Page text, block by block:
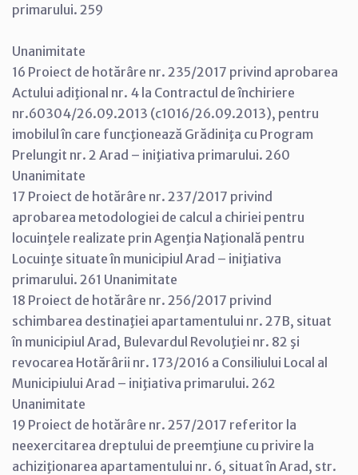
primarului. 259
Unanimitate
16 Proiect de hotărâre nr. 235/2017 privind aprobarea
Actului adiţional nr. 4 la Contractul de închiriere
nr.60304/26.09.2013 (c1016/26.09.2013), pentru
imobilul în care funcţionează Grădiniţa cu Program
Prelungit nr. 2 Arad – iniţiativa primarului. 260
Unanimitate
17 Proiect de hotărâre nr. 237/2017 privind
aprobarea metodologiei de calcul a chiriei pentru
locuinţele realizate prin Agenţia Naţională pentru
Locuinţe situate în municipiul Arad – iniţiativa
primarului. 261 Unanimitate
18 Proiect de hotărâre nr. 256/2017 privind
schimbarea destinaţiei apartamentului nr. 27B, situat
în municipiul Arad, Bulevardul Revoluţiei nr. 82 şi
revocarea Hotărârii nr. 173/2016 a Consiliului Local al
Municipiului Arad – iniţiativa primarului. 262
Unanimitate
19 Proiect de hotărâre nr. 257/2017 referitor la
neexercitarea dreptului de preemţiune cu privire la
achiziţionarea apartamentului nr. 6, situat în Arad, str.